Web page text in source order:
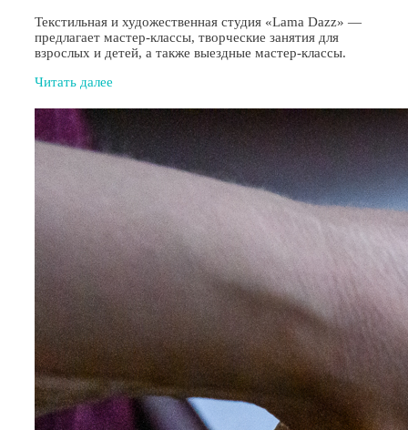
Текстильная и художественная студия «Lama Dazz» —
предлагает мастер-классы, творческие занятия для
взрослых и детей, а также выездные мастер-классы.
Читать далее